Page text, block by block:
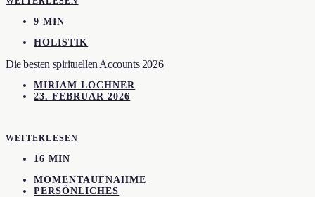
9 MIN
HOLISTIK
Die besten spirituellen Accounts 2026
MIRIAM LOCHNER
23. FEBRUAR 2026
WEITERLESEN
16 MIN
MOMENTAUFNAHME
PERSÖNLICHES